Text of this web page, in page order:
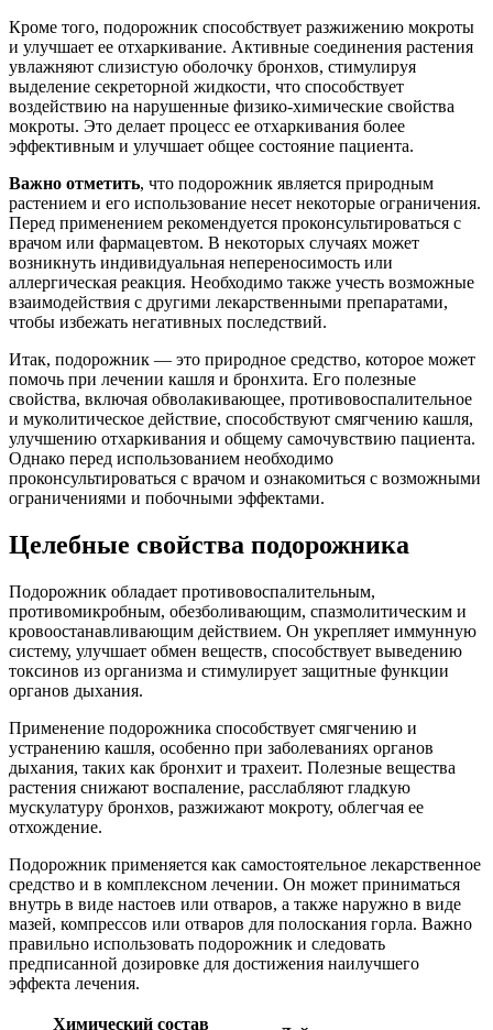
Кроме того, подорожник способствует разжижению мокроты
и улучшает ее отхаркивание. Активные соединения растения
увлажняют слизистую оболочку бронхов, стимулируя
выделение секреторной жидкости, что способствует
воздействию на нарушенные физико-химические свойства
мокроты. Это делает процесс ее отхаркивания более
эффективным и улучшает общее состояние пациента.
Важно отметить, что подорожник является природным
растением и его использование несет некоторые ограничения.
Перед применением рекомендуется проконсультироваться с
врачом или фармацевтом. В некоторых случаях может
возникнуть индивидуальная непереносимость или
аллергическая реакция. Необходимо также учесть возможные
взаимодействия с другими лекарственными препаратами,
чтобы избежать негативных последствий.
Итак, подорожник — это природное средство, которое может
помочь при лечении кашля и бронхита. Его полезные
свойства, включая обволакивающее, противовоспалительное
и муколитическое действие, способствуют смягчению кашля,
улучшению отхаркивания и общему самочувствию пациента.
Однако перед использованием необходимо
проконсультироваться с врачом и ознакомиться с возможными
ограничениями и побочными эффектами.
Целебные свойства подорожника
Подорожник обладает противовоспалительным,
противомикробным, обезболивающим, спазмолитическим и
кровоостанавливающим действием. Он укрепляет иммунную
систему, улучшает обмен веществ, способствует выведению
токсинов из организма и стимулирует защитные функции
органов дыхания.
Применение подорожника способствует смягчению и
устранению кашля, особенно при заболеваниях органов
дыхания, таких как бронхит и трахеит. Полезные вещества
растения снижают воспаление, расслабляют гладкую
мускулатуру бронхов, разжижают мокроту, облегчая ее
отхождение.
Подорожник применяется как самостоятельное лекарственное
средство и в комплексном лечении. Он может приниматься
внутрь в виде настоев или отваров, а также наружно в виде
мазей, компрессов или отваров для полоскания горла. Важно
правильно использовать подорожник и следовать
предписанной дозировке для достижения наилучшего
эффекта лечения.
Химический состав